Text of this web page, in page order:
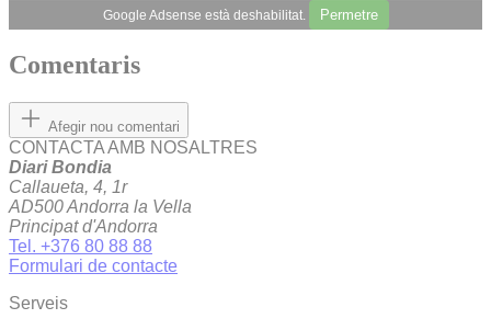
Google Adsense està deshabilitat. Permetre
Comentaris
Afegir nou comentari
CONTACTA AMB NOSALTRES
Diari Bondia
Callaueta, 4, 1r
AD500 Andorra la Vella
Principat d'Andorra
Tel. +376 80 88 88
Formulari de contacte
Serveis